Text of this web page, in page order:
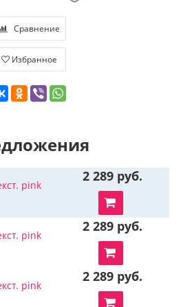
Сравнение
Избранное
pink
2 289 руб.
pink
2 289 руб.
pink
2 289 руб.